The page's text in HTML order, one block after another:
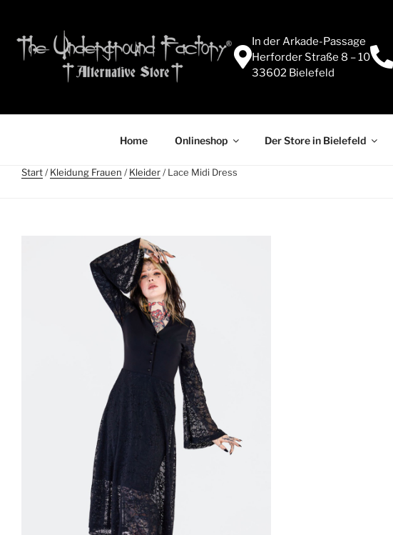
In der Arkade-Passage
Herforder Straße 8 – 10
33602 Bielefeld
Home Onlineshop Der Store in Bielefeld
Start/Kleidung Frauen /Kleider/ Lace Midi Dress